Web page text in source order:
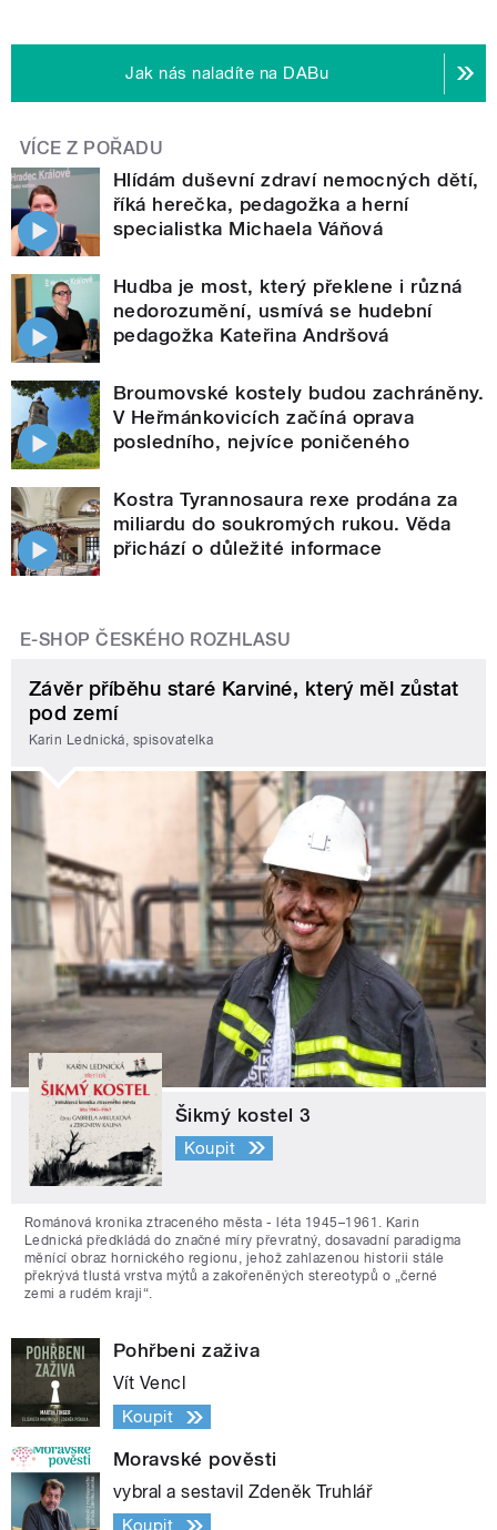
Jak nás naladíte na DABu
VÍCE Z POŘADU
Hlídám duševní zdraví nemocných dětí,
říká herečka, pedagožka a herní
specialistka Michaela Váňová
Hudba je most, který překlene i různá
nedorozumění, usmívá se hudební
pedagožka Kateřina Andršová
Broumovské kostely budou zachráněny.
V Heřmánkovicích začíná oprava
posledního, nejvíce poničeného
Kostra Tyrannosaura rexe prodána za
miliardu do soukromých rukou. Věda
přichází o důležité informace
E-SHOP ČESKÉHO ROZHLASU
Závěr příběhu staré Karviné, který měl zůstat
pod zemí
Karin Lednická, spisovatelka
Šikmý kostel 3
Koupit
Románová kronika ztraceného města - léta 1945–1961. Karin
Lednická předkládá do značné míry převratný, dosavadní paradigma
měnící obraz hornického regionu, jehož zahlazenou historii stále
překrývá tlustá vrstva mýtů a zakořeněných stereotypů o „černé
zemi a rudém kraji“.
Pohřbeni zaživa
Vít Vencl
Koupit
Moravské pověsti
vybral a sestavil Zdeněk Truhlář
Koupit